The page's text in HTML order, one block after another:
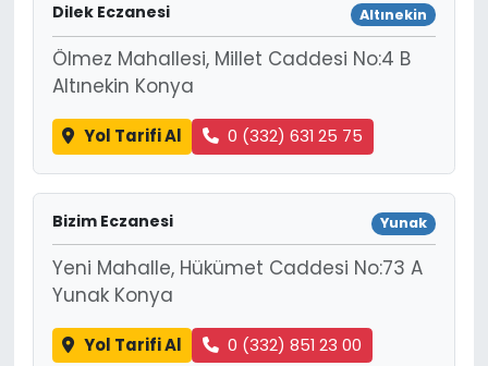
Dilek Eczanesi Altınekin
Ölmez Mahallesi, Millet Caddesi No:4 B
Altınekin Konya
Yol Tarifi Al 0 (332) 631 25 75
Bizim Eczanesi Yunak
Yeni Mahalle, Hükümet Caddesi No:73 A
Yunak Konya
Yol Tarifi Al 0 (332) 851 23 00